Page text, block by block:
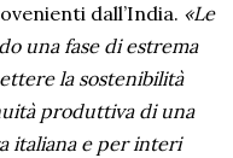
dall’India. «Le
una fase di estrema
la sostenibilità
produttiva di una
italiana e per interi